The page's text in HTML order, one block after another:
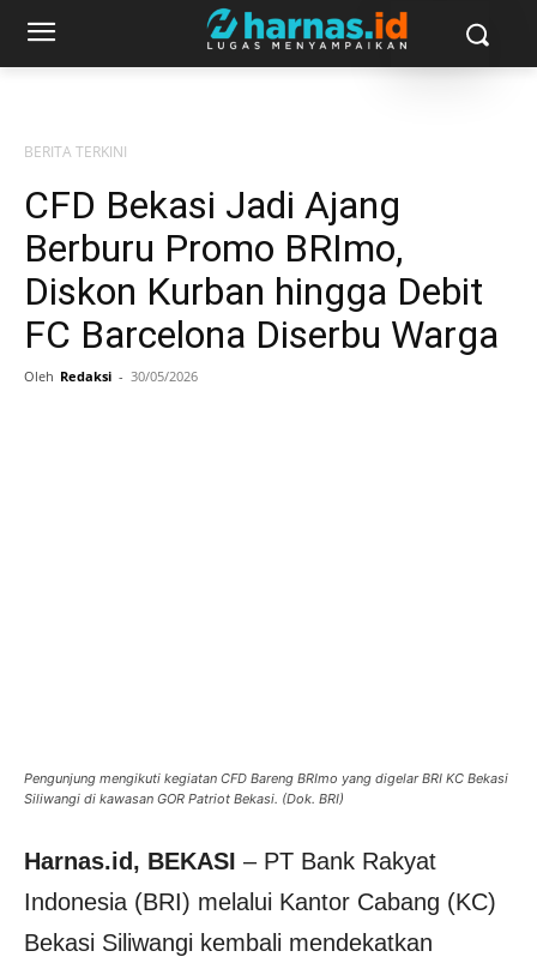
BERITA TERKINI
CFD Bekasi Jadi Ajang
Berburu Promo BRImo,
Diskon Kurban hingga Debit
FC Barcelona Diserbu Warga
Oleh Redaksi - 30/05/2026
Pengunjung mengikuti kegiatan CFD Bareng BRImo yang digelar BRI KC Bekasi
Siliwangi di kawasan GOR Patriot Bekasi. (Dok. BRI)
Harnas.id, BEKASI – PT Bank Rakyat
Indonesia (BRI) melalui Kantor Cabang (KC)
Bekasi Siliwangi kembali mendekatkan